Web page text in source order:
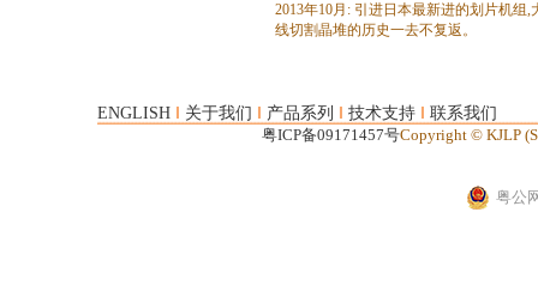
2013年10月: 引进日本最新进的划片机
线切割晶堆的历史一去不复返。
ENGLISH I 关于我们 I 产品系列 I 技术支持 I 联系我们
粤ICP备09171457号Copyright © KJLP
粤公